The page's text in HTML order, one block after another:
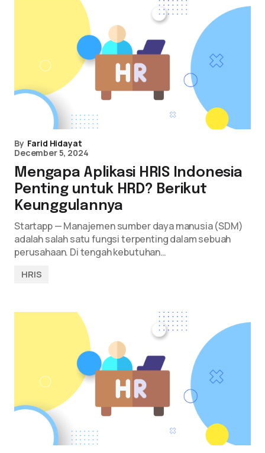
By Farid Hidayat
December 5, 2024
Mengapa Aplikasi HRIS Indonesia
Penting untuk HRD? Berikut
Keunggulannya
Startapp — Manajemen sumber daya manusia (SDM)
adalah salah satu fungsi terpenting dalam sebuah
perusahaan. Di tengah kebutuhan…
HRIS